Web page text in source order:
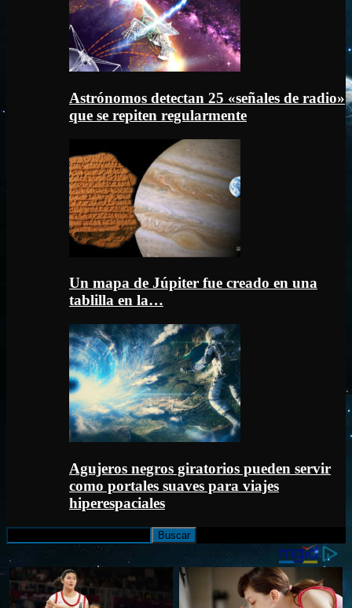
Astrónomos detectan 25 «señales de radio»
que se repiten regularmente
Un mapa de Júpiter fue creado en una
tablilla en la…
Agujeros negros giratorios pueden servir
como portales suaves para viajes
hiperespaciales